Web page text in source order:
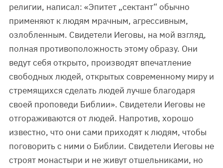
религии, написал: «Эпитет „сектант“ обычно
применяют к людям мрачным, агрессивным,
озлобленным. Свидетели Иеговы, на мой взгляд,
полная противоположность этому образу. Они
ведут себя открыто, производят впечатление
свободных людей, открытых современному миру и
стремящихся сделать людей лучше благодаря
своей проповеди Библии». Свидетели Иеговы не
отгораживаются от людей. Напротив, хорошо
известно, что они сами приходят к людям, чтобы
поговорить с ними о Библии. Свидетели Иеговы не
строят монастыри и не живут отшельниками, но